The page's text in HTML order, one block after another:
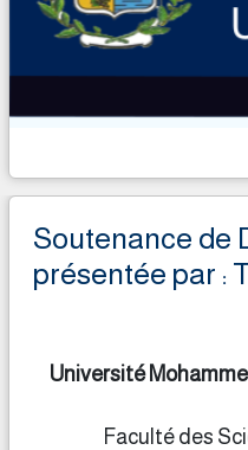
Pedagogie
Recherche
Planification
Etudiants Etrangers
Soutenance de
présentée par :
Université
Faculté des